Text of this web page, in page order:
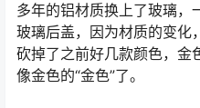
多年的铝材质换上了玻璃，
玻璃后盖，因为材质的变化
砍掉了之前好几款颜色，金
像金色的“金色”了。